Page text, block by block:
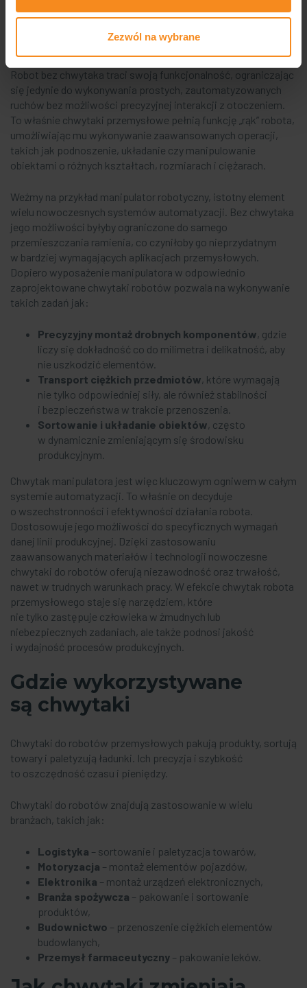
Zezwól na wybrane
Dlaczego chwytaki
są niezbędne?
Robot bez chwytaka traci swoją funkcjonalność, ograniczając
się jedynie do wykonywania prostych, zautomatyzowanych
ruchów bez możliwości precyzyjnej interakcji z otoczeniem.
To właśnie chwytaki przemysłowe pełnią funkcję „rąk” robota,
umożliwiając mu wykonywanie zaawansowanych operacji,
takich jak podnoszenie, układanie czy manipulowanie
obiektami o różnych kształtach, rozmiarach i ciężarach.
Weźmy na przykład manipulator robotyczny, istotny element
wielu nowoczesnych systemów automatyzacji. Bez chwytaka
jego możliwości byłyby ograniczone do samego
przemieszczania ramienia, co czyniłoby go nieprzydatnym
w bardziej wymagających aplikacjach przemysłowych.
Dopiero wyposażenie manipulatora w odpowiednio
zaprojektowane chwytaki robotów pozwala na wykonywanie
takich zadań jak:
Precyzyjny montaż drobnych komponentów, gdzie
liczy się dokładność co do milimetra i delikatność, aby
nie uszkodzić elementów.
Transport ciężkich przedmiotów, które wymagają
nie tylko odpowiedniej siły, ale również stabilności
i bezpieczeństwa w trakcie przenoszenia.
Sortowanie i układanie obiektów, często
w dynamicznie zmieniającym się środowisku
produkcyjnym.
Chwytak manipulatora jest więc kluczowym ogniwem w całym
systemie automatyzacji. To właśnie on decyduje
o wszechstronności i efektywności działania robota.
Dostosowuje jego możliwości do specyficznych wymagań
danej linii produkcyjnej. Dzięki zastosowaniu
zaawansowanych materiałów i technologii nowoczesne
chwytaki do robotów oferują niezawodność oraz trwałość,
nawet w trudnych warunkach pracy. W efekcie chwytak robota
przemysłowego staje się narzędziem, które
nie tylko zastępuje człowieka w żmudnych lub
niebezpiecznych zadaniach, ale także podnosi jakość
i wydajność procesów produkcyjnych.
Gdzie wykorzystywane
są chwytaki
Chwytaki do robotów przemysłowych pakują produkty, sortują
towary i paletyzują ładunki. Ich precyzja i szybkość
to oszczędność czasu i pieniędzy.
Chwytaki do robotów znajdują zastosowanie w wielu
branżach, takich jak:
Logistyka – sortowanie i paletyzacja towarów,
Motoryzacja – montaż elementów pojazdów,
Elektronika – montaż urządzeń elektronicznych,
Branża spożywcza – pakowanie i sortowanie
produktów,
Budownictwo – przenoszenie ciężkich elementów
budowlanych,
Przemysł farmaceutyczny – pakowanie leków.